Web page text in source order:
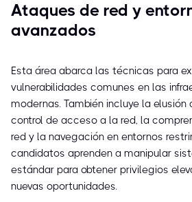
Ataques de red y
avanzados
Esta área abarca las técnicas para
vulnerabilidades comunes en las
modernas. También incluye la
control de acceso a la red, la
red y la navegación en entornos
candidatos aprenden a manipular
estándar para obtener privilegios
nuevas oportunidades.